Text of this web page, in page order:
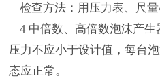
检查方法：用压力表、尺量
4 中倍数、高倍数泡沫产生
压力不应小于设计值，每台
态应正常。